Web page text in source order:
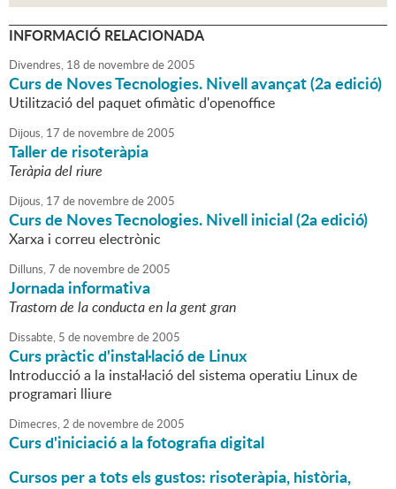
INFORMACIÓ RELACIONADA
Divendres, 18 de novembrede2005
Curs de Noves Tecnologies. Nivell avançat (2a edició)
Utilització del paquet ofimàtic d'openoffice
Dijous, 17 de novembrede2005
Taller de risoteràpia
Teràpia del riure
Dijous, 17 de novembrede2005
Curs de Noves Tecnologies. Nivell inicial (2a edició)
Xarxa i correu electrònic
Dilluns,7 de novembrede2005
Jornada informativa
Trastorn de la conducta en la gent gran
Dissabte, 5 de novembrede2005
Curs pràctic d'instal·lació de Linux
Introducció a la instal·lació del sistema operatiu Linux de
programari lliure
Dimecres,2 de novembrede2005
Curs d'iniciació a la fotografia digital
Cursos per a tots els gustos: risoteràpia, història,